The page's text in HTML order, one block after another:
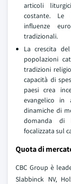
articoli
costante. Le
influenze
tradizionali.
La crescita
popolazioni
tradizioni
capacità di
paesi crea
evangelico in
dinamiche di
domanda di
focalizzata sul
Quota di
CBC Group è
Slabbinck NV,